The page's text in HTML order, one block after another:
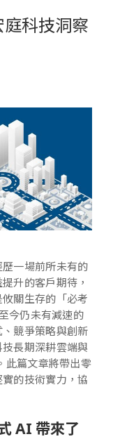
科技洞察
一場前所未有的
升的客戶期待，
關生存的「必考
今仍未有減速的
競爭策略與創新
長期深耕雲端與
此篇文章將帶出零
的技術實力，協
AI 帶來了